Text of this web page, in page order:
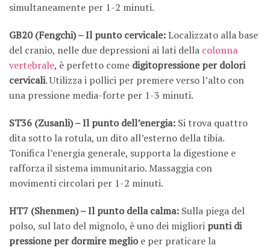
simultaneamente per 1-2 minuti.
GB20 (Fengchi) – Il punto cervicale:Localizzato alla base
del cranio, nelle due depressioni ai lati della colonna
vertebrale, è perfetto come digitopressione per dolori
cervicali. Utilizza i pollici per premere verso l’alto con
una pressione media-forte per 1-3 minuti.
ST36 (Zusanli) – Il punto dell’energia: Si trova quattro
dita sotto la rotula, un dito all’esterno della tibia.
Tonifica l’energia generale, supporta la digestione e
rafforza il sistema immunitario. Massaggia con
movimenti circolari per 1-2 minuti.
HT7 (Shenmen) – Il punto della calma: Sulla piega del
polso, sul lato del mignolo, è uno dei migliori punti di
pressione per dormire meglioe per praticare la